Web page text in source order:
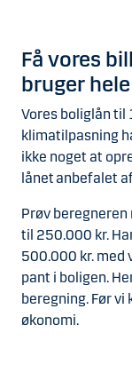
Få vores
bruger
Vores boliglån til
klimatilpasning
ikke noget at
lånet anbefalet
Prøv beregneren
til 250.000 kr.
500.000 kr. med
pant i boligen.
beregning. Før vi
økonomi.